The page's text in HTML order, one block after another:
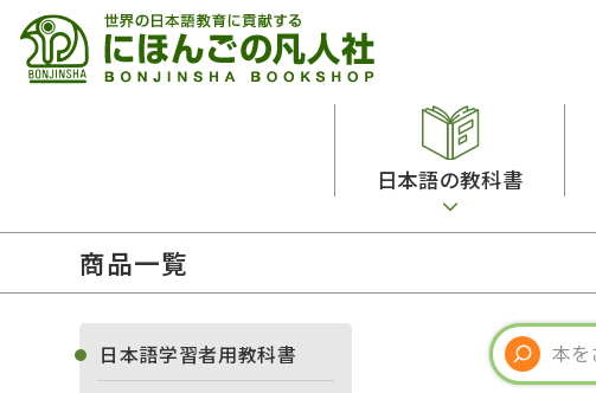
日本語の教科書
留学生向け専門分野
読解
カード・ゲーム・絵教材
韓国語辞典
ドイツ語辞典
音声・音韻
文法
商品一覧
日本語学習者用教科書